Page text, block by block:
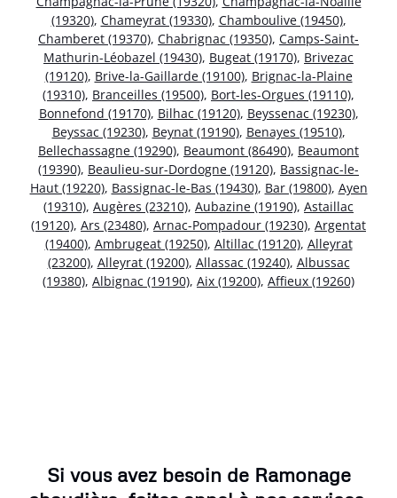
(19320), Chameyrat (19330), Chamboulive (19450),
Chamberet (19370), Chabrignac (19350), Camps-Saint-
Mathurin-Léobazel (19430), Bugeat (19170), Brivezac
(19120), Brive-la-Gaillarde (19100), Brignac-la-Plaine
(19310), Branceilles (19500), Bort-les-Orgues (19110),
Bonnefond (19170), Bilhac (19120), Beyssenac (19230),
Beyssac (19230), Beynat (19190), Benayes (19510),
Bellechassagne (19290), Beaumont (86490), Beaumont
(19390), Beaulieu-sur-Dordogne (19120), Bassignac-le-
Haut (19220), Bassignac-le-Bas (19430), Bar (19800), Ayen
(19310), Augères (23210), Aubazine (19190), Astaillac
(19120), Ars (23480), Arnac-Pompadour (19230), Argentat
(19400), Ambrugeat (19250), Altillac (19120), Alleyrat
(23200), Alleyrat (19200), Allassac (19240), Albussac
(19380), Albignac (19190), Aix (19200), Affieux (19260)
Si vous avez besoin de Ramonage